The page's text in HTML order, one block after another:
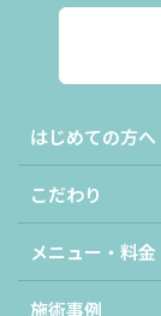
はじめての方へ
こだわり
メニュー・料金
施術事例